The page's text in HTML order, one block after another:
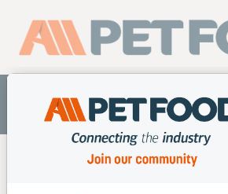
Legumbres y Oleaginosas